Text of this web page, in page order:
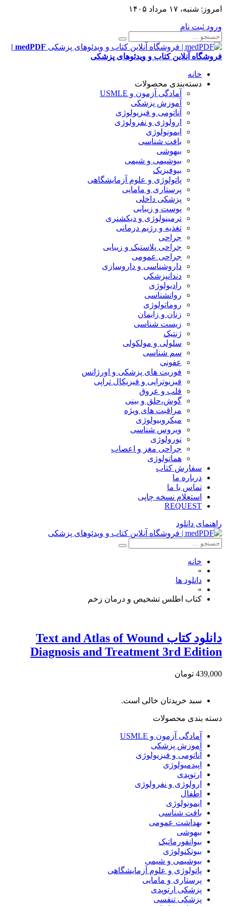
امروز: شنبه، ۱۷ مرداد ۱۴۰۵
ورود ثبت نام
medPDF |
فروشگاه آنلاین کتاب و ویدئوهای پزشکی
خانه
دسته‌بندی محصولات
آمادگی آزمون و USMLE
آموزش پزشکی
آناتومی و فیزیولوژی
ارولوژی و نفرولوژی
ایمونولوژی
بافت شناسی
بیهوشی
بیوشیمی و شیمی
بیوفیزیک
پاتولوژی و علوم آزمایشگاهی
پرستاری و مامایی
پزشکی داخلی
پوست و زیبایی
ترمینولوژی و دیکشنری
تغذیه و رژیم درمانی
جراحی
جراحی پلاستیک و زیبایی
جراحی عمومی
داروشناسی و داروسازی
دندانپزشکی
رادیولوژی
روانشناسی
روماتولوژی
زنان و زایمان
زیست شناسی
ژنتیک
سلولی و مولکولی
سم شناسی
عفونی
فوریت های پزشکی و اورژانس
فیزیوتراپی و فیزیکال تراپی
قلب و عروق
گوش،حلق و بینی
مراقبت های ویژه
میکروبیولوژی
ویروس شناسی
نورولوژی
جراحی مغز و اعصاب
هماتولوژی
سفارش کتاب
درباره ما
تماس با ما
استعلام نسخه چاپی
REQUEST
راهنمای دانلود
خانه
»
دانلود ها
»
کتاب اطلس تشخیص و درمان زخم
دانلود کتاب Text and Atlas of Wound
Diagnosis and Treatment 3rd Edition
439,000 تومان
سبد خریدتان خالی است.
دسته بندی محصولات
آمادگی آزمون و USMLE
آموزش پزشکی
آناتومی و فیزیولوژی
اپیدمیولوژی
ارتوپدی
ارولوژی و نفرولوژی
اطفال
ایمونولوژی
بافت شناسی
بهداشت عمومی
بیهوشی
بیوانفورماتیک
بیوتکنولوژی
بیوشیمی و شیمی
پاتولوژی و علوم آزمایشگاهی
پرستاری و مامایی
پزشکی ارتوپدی
پزشکی تنفسی